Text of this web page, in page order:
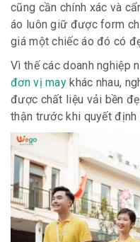
cũng cần chính xác và
áo luôn giữ được form
giá một chiếc áo đó có
Vì thế các doanh nghiệp
đơn vị may khác nhau,
được chất liệu vải bền
thận trước khi quyết